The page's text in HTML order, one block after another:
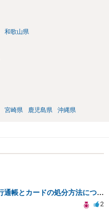
和歌山県
宮崎県 鹿児島県 沖縄県
離婚後の元配偶者名義の銀行通帳とカードの処分方法について
2